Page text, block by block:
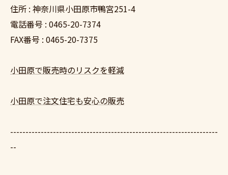
住所 : 神奈川県小田原市鴨宮251-4
電話番号 : 0465-20-7374
FAX番号 : 0465-20-7375
小田原で販売時のリスクを軽減
小田原で注文住宅も安心の販売
--------------------------------------------------------------------
--